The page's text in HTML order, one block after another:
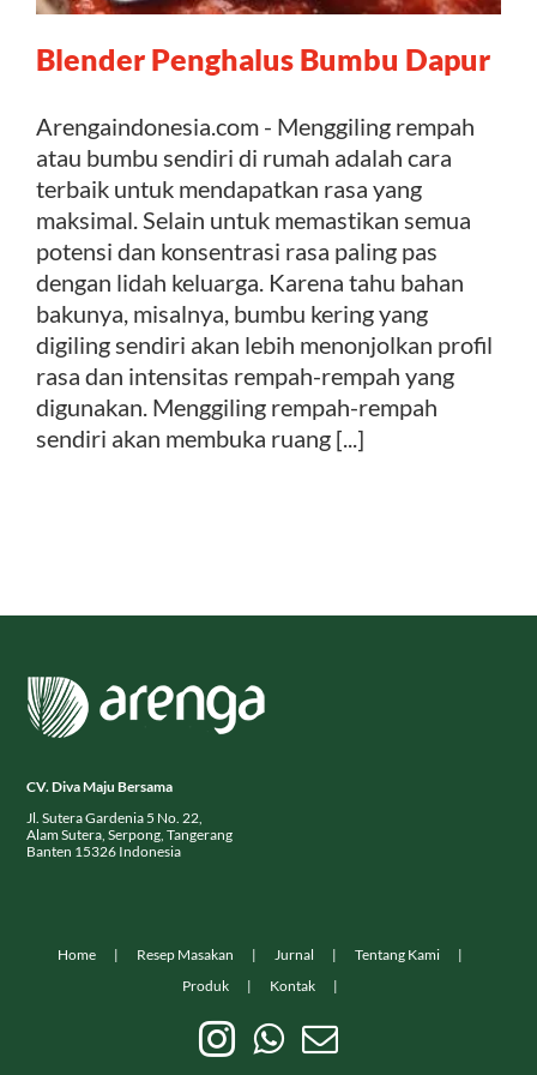
Kontak
Blender Penghalus Bumbu Dapur
Arengaindonesia.com - Menggiling rempah
atau bumbu sendiri di rumah adalah cara
terbaik untuk mendapatkan rasa yang
maksimal. Selain untuk memastikan semua
potensi dan konsentrasi rasa paling pas
dengan lidah keluarga. Karena tahu bahan
bakunya, misalnya, bumbu kering yang
digiling sendiri akan lebih menonjolkan profil
rasa dan intensitas rempah-rempah yang
digunakan. Menggiling rempah-rempah
sendiri akan membuka ruang [...]
CV. Diva Maju Bersama
Jl. Sutera Gardenia 5 No. 22,
Alam Sutera, Serpong, Tangerang
Banten 15326 Indonesia
Home Resep Masakan Jurnal
Tentang Kami
Produk
Kontak